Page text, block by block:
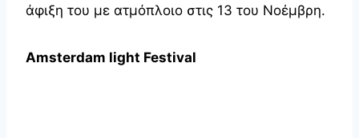
άφιξη του με ατμόπλοιο στις 13 του Νοέμβρη.
Amsterdam light Festival